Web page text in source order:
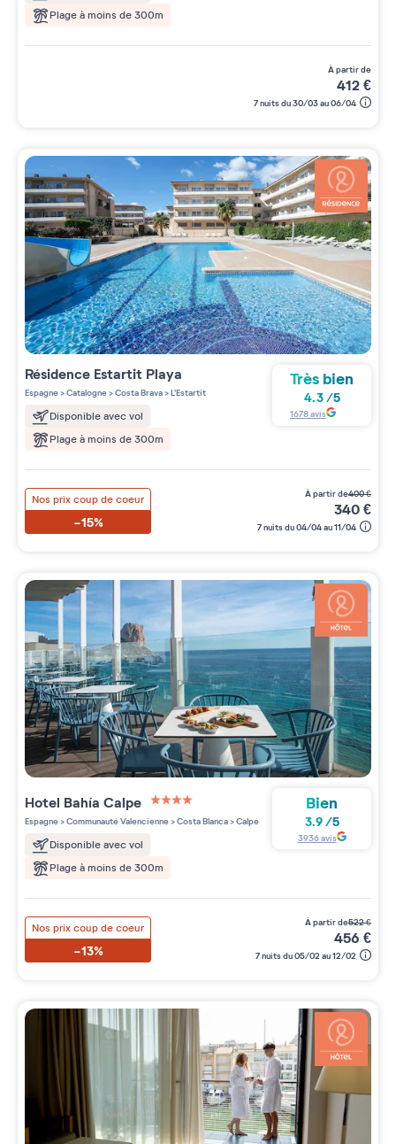
Plage à moins de 300m
à partir de
412€
7 nuits du 30/03 au 06/04
Résidence Estartit Playa
Espagne>Catalogne>Costa Brava>L'Estartit
Disponible avec vol
Plage à moins de 300m
Très bien
4.3/5
1678avis
Nos prix coup de coeur
-15%
à partir de400€
340€
7 nuits du 04/04 au 11/04
Hotel Bahía Calpe
4 étoiles sur 5
Espagne>Communauté Valencienne>Costa Blanca>Calpe
Disponible avec vol
Plage à moins de 300m
Bien
3.9/5
3936avis
Nos prix coup de coeur
-13%
à partir de522€
456 €
7 nuits du 05/02 au 12/02